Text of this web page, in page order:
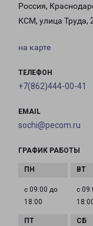
Россия,
КСМ, улица Труда,
на карте
ТЕЛЕФОН
+7(862)444-00-41
EMAIL
sochi@pecom.ru
ГРАФИК РАБОТЫ
с 09:00 до
18:00
с